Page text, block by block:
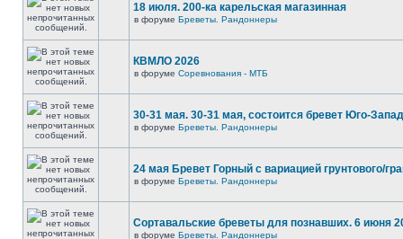
18 июля. 200-ка карельская магазинная
в форуме Бреветы. Рандоннеры
КВМЛО 2026
в форуме Соревнования - МТБ
30-31 мая. 30-31 мая, состоится бревет Юго-
в форуме Бреветы. Рандоннеры
24 мая Бревет Горный с вариацией грунтового/
в форуме Бреветы. Рандоннеры
Сортавальские бреветы для познавших. 6 июня
в форуме Бреветы. Рандоннеры